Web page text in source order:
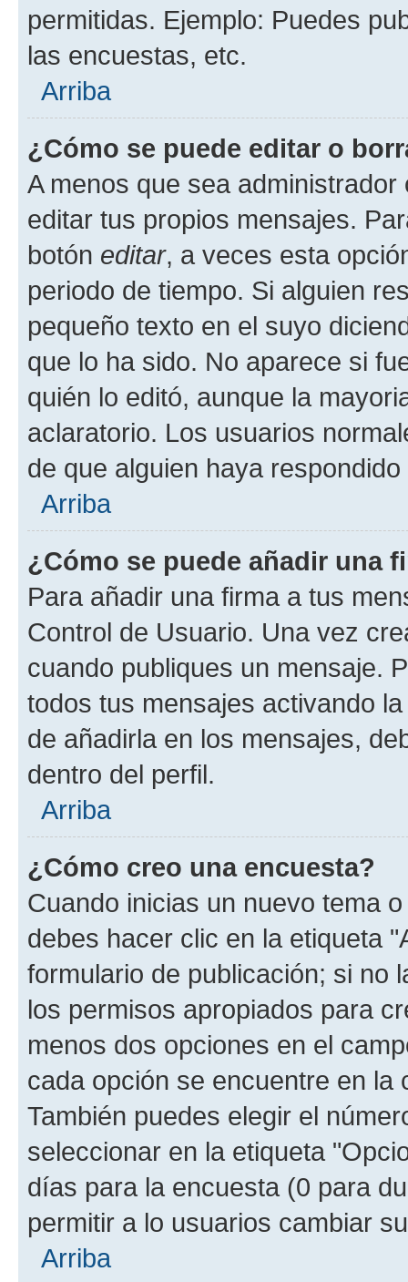
permitidas. Ejemplo: Puedes
las encuestas, etc.
Arriba
¿Cómo se puede editar o
A menos que sea
editar tus propios mensajes.
botón editar, a veces esta
periodo de tiempo. Si alguien
pequeño texto en el suyo
que lo ha sido. No aparece si
quién lo editó, aunque la
aclaratorio. Los usuarios
de que alguien haya
Arriba
¿Cómo se puede añadir una
Para añadir una firma a tus
Control de Usuario. Una vez
cuando publiques un mensaje.
todos tus mensajes activando
de añadirla en los mensajes,
dentro del perfil.
Arriba
¿Cómo creo una encuesta?
Cuando inicias un nuevo tema
debes hacer clic en la etiqueta
formulario de publicación; si no
los permisos apropiados para
menos dos opciones en el
cada opción se encuentre en
También puedes elegir el
seleccionar en la etiqueta
días para la encuesta (0 para
permitir a lo usuarios cambiar
Arriba